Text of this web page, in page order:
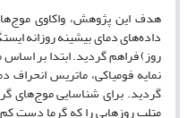
هدف این پژوهش، واکاوی
روز) فراهم گردید. ابتدا بر
گردید. برای شناسایی موج‌های